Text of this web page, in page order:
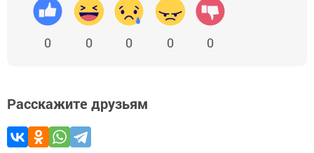
0 0 0 0 0
Расскажите друзьям